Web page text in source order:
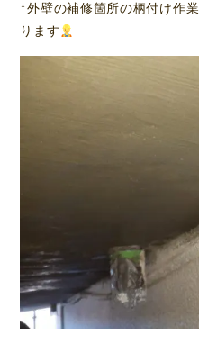
↑外壁の補修箇所の柄付け作
ります